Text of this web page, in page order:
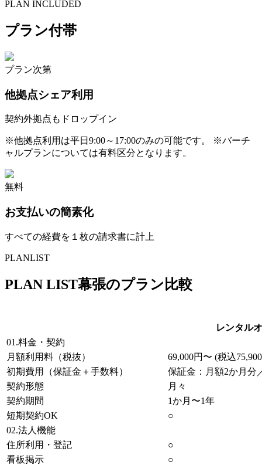
PLAN INCLUDED
プラン付帯
プラン次第
他拠点シェア利用
契約外拠点もドロップイン
※他拠点利用は平日9:00～17:00のみの可能です。 ※バーチ
ャルプランについては有料区分となります。
無料
お支払いの簡素化
すべての経費を１枚の請求書に計上
PLANLIST
PLAN LIST幕張のプラン比較
レンタル
01.料金・契約
月額利用料（税抜）
69,000円〜 (税込
初期費用（保証金＋手数料）
保証金：月額2か月分
契約形態
月々
契約期間
1か月〜1年
短期契約OK
○
02.法人機能
住所利用・登記
○
看板掲示
○